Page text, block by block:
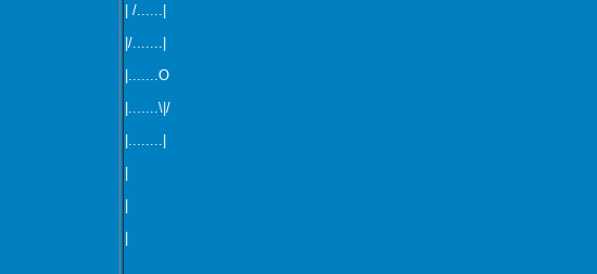
| /......|
|/.......|
|.......O
|.......\|/
|........|